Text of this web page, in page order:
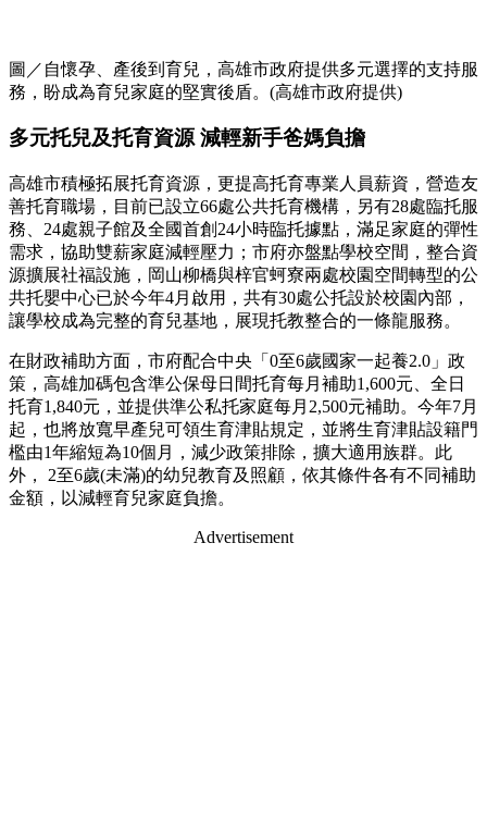
圖／自懷孕、產後到育兒，高雄市政府提供多元選擇的支持服
務，盼成為育兒家庭的堅實後盾。(高雄市政府提供)
多元托兒及托育資源 減輕新手爸媽負擔
高雄市積極拓展托育資源，更提高托育專業人員薪資，營造友
善托育職場，目前已設立66處公共托育機構，另有28處臨托服
務、24處親子館及全國首創24小時臨托據點，滿足家庭的彈性
需求，協助雙薪家庭減輕壓力；市府亦盤點學校空間，整合資
源擴展社福設施，岡山柳橋與梓官蚵寮兩處校園空間轉型的公
共托嬰中心已於今年4月啟用，共有30處公托設於校園內部，
讓學校成為完整的育兒基地，展現托教整合的一條龍服務。
在財政補助方面，市府配合中央「0至6歲國家一起養2.0」政
策，高雄加碼包含準公保母日間托育每月補助1,600元、全日
托育1,840元，並提供準公私托家庭每月2,500元補助。今年7月
起，也將放寬早產兒可領生育津貼規定，並將生育津貼設籍門
檻由1年縮短為10個月，減少政策排除，擴大適用族群。此
外， 2至6歲(未滿)的幼兒教育及照顧，依其條件各有不同補助
金額，以減輕育兒家庭負擔。
Advertisement